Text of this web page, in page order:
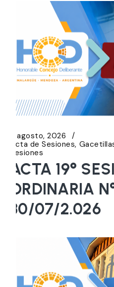
5 agosto, 2026
Acta de Sesiones
Sesiones
ACTA 19°
ORDINARIA
30/07/2.026